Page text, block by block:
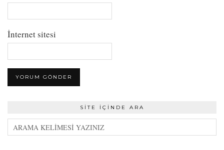
İnternet sitesi
SITE İÇINDE ARA